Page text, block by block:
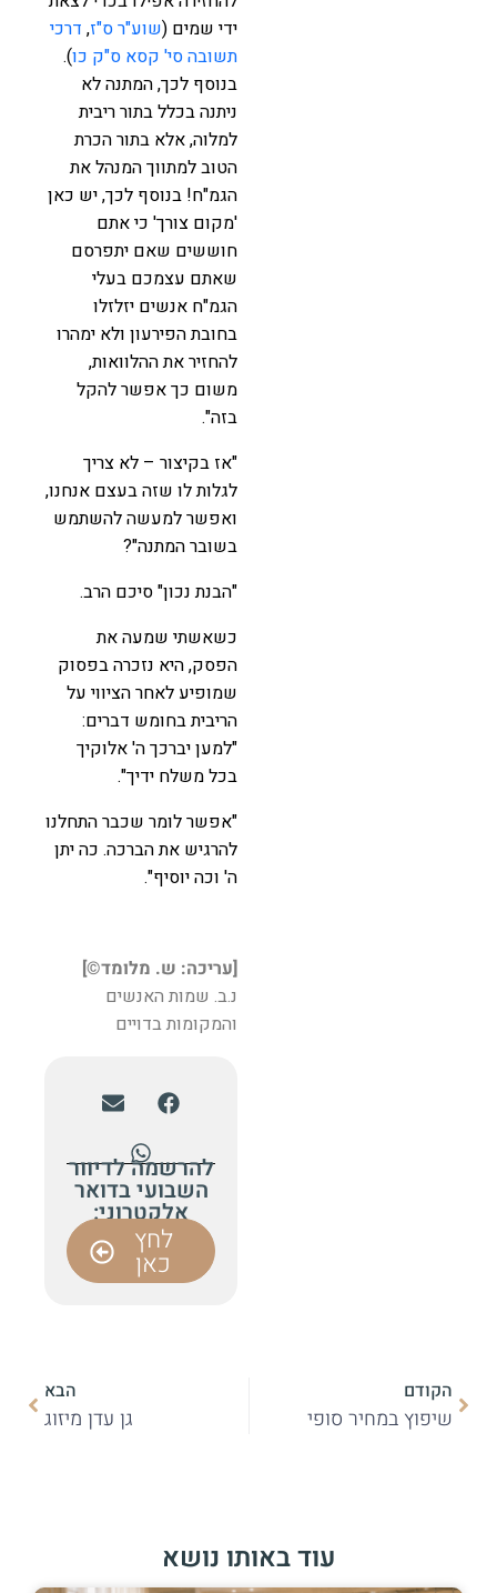
ידי שמים (שוע"ר ס"ז, דרכי
תשובה סי' קסא ס"ק כו).
בנוסף לכך, המתנה לא
ניתנה בכלל בתור ריבית
למלוה, אלא בתור הכרת
הטוב למתווך המנהל את
הגמ"ח! בנוסף לכך, יש כאן
'מקום צורך' כי אתם
חוששים שאם יתפרסם
שאתם עצמכם בעלי
הגמ"ח אנשים יזלזלו
בחובת הפירעון ולא ימהרו
להחזיר את ההלוואות,
משום כך אפשר להקל
בזה".
"אז בקיצור – לא צריך
לגלות לו שזה בעצם אנחנו,
ואפשר למעשה להשתמש
בשובר המתנה"?
"הבנת נכון" סיכם הרב.
כשאשתי שמעה את
הפסק, היא נזכרה בפסוק
שמופיע לאחר הציווי על
הריבית בחומש דברים:
"למען יברכך ה' אלוקיך
בכל משלח ידיך".
"אפשר לומר שכבר התחלנו
להרגיש את הברכה. כה יתן
ה' וכה יוסיף".
[עריכה: ש. מלומד©️]
נ.ב. שמות האנשים
והמקומות בדויים
להרשמה לדיוור
השבועי בדואר
אלקטרוני:
לחץ
כאן
הקודם
שיפוץ במחיר סופי
הבא
גן עדן מיזוג
עוד באותו נושא